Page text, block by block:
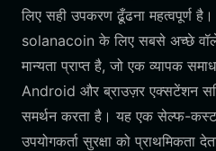
लिए सही उपकरण ढूँढना महत्वपूर्ण
solanacoin के लिए सबसे अच्छे
मान्यता प्राप्त है, जो एक व्यापक
Android और ब्राउज़र एक्सटेंशन
समर्थन करता है। यह एक सेल्फ-
उपयोगकर्ता सुरक्षा को प्राथमिकता